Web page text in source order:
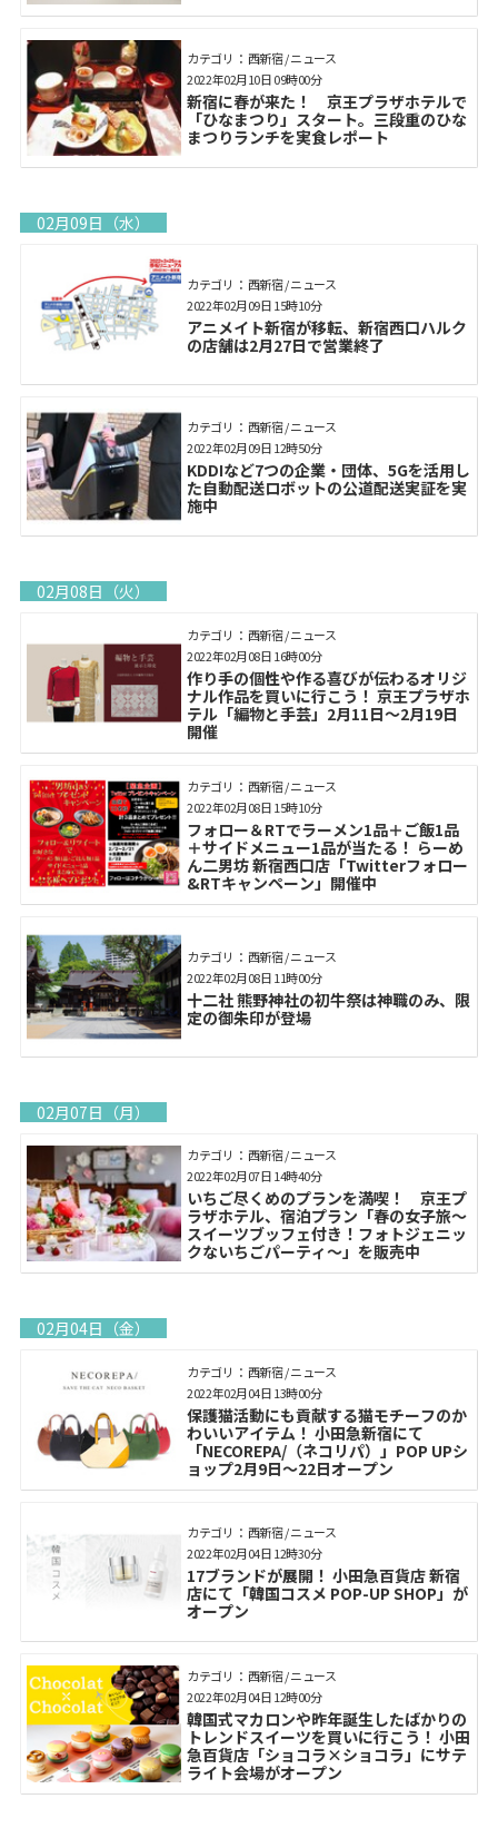
カテゴリ： 西新宿 / ニュース
新宿に春が来た！ 京王プラザホテルで
「ひなまつり」スタート。三段重のひな
まつりランチを実食レポート
2022年02月10日 09時00分
02月09日（水）
カテゴリ： 西新宿 / ニュース
アニメイト新宿が移転、新宿西口ハルク
の店舗は2月27日で営業終了
2022年02月09日 15時10分
カテゴリ： 西新宿 / ニュース
KDDIなど7つの企業・団体、5Gを活用し
た自動配送ロボットの公道配送実証を実
施中
2022年02月09日 12時50分
02月08日（火）
カテゴリ： 西新宿 / ニュース
作り手の個性や作る喜びが伝わるオリジ
ナル作品を買いに行こう！ 京王プラザホ
テル「編物と手芸」2月11日～2月19日
開催
2022年02月08日 16時00分
カテゴリ： 西新宿 / ニュース
フォロー＆RTでラーメン1品＋ご飯1品
＋サイドメニュー1品が当たる！ らーめ
ん二男坊 新宿西口店「Twitterフォロー
&RTキャンペーン」開催中
2022年02月08日 15時10分
カテゴリ： 西新宿 / ニュース
十二社 熊野神社の初牛祭は神職のみ、限
定の御朱印が登場
2022年02月08日 11時00分
02月07日（月）
カテゴリ： 西新宿 / ニュース
いちご尽くめのプランを満喫！ 京王プ
ラザホテル、宿泊プラン「春の女子旅～
スイーツブッフェ付き！フォトジェニッ
クないちごパーティ～」を販売中
2022年02月07日 14時40分
02月04日（金）
カテゴリ： 西新宿 / ニュース
保護猫活動にも貢献する猫モチーフのか
わいいアイテム！ 小田急新宿にて
「NECOREPA/（ネコリパ）」POP UPシ
ョップ2月9日～22日オープン
2022年02月04日 13時00分
カテゴリ： 西新宿 / ニュース
17ブランドが展開！ 小田急百貨店 新宿
店にて「韓国コスメ POP-UP SHOP」が
オープン
2022年02月04日 12時30分
カテゴリ： 西新宿 / ニュース
韓国式マカロンや昨年誕生したばかりの
トレンドスイーツを買いに行こう！ 小田
急百貨店「ショコラ×ショコラ」にサテ
ライト会場がオープン
2022年02月04日 12時00分